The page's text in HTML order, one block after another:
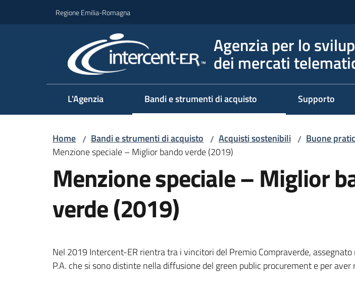
Regione Emilia-Romagna
Agenzia per lo
dei mercati
L'Agenzia Bandi e strumenti di acquisto Supporto
Home / Bandi e strumenti di acquisto / Acquisti sostenibili / Buone
Menzione speciale – Miglior bando verde (2019)
Menzione speciale – Miglior
verde (2019)
Nel 2019 Intercent-ER rientra tra i vincitori del Premio Compraverde,
P.A. che si sono distinte nella diffusione del green public procurement e per